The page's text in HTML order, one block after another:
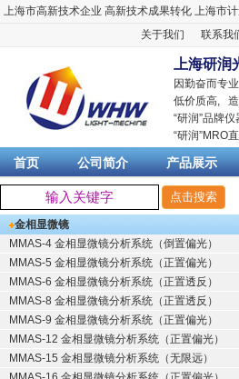
上海市高新技术企业 高新技术成果转化 上海市
关于我们
联系我
上海研
因勤奋而专
低价质高,
“研润”品牌
“研润”MRO
首页 公司简介 产品展示
金相显微镜
MMAS-4 金相显微镜分析系统（倒置偏光）
MMAS-5 金相显微镜分析系统（正置偏光）
MMAS-6 金相显微镜分析系统（正置透反）
MMAS-8 金相显微镜分析系统（正置透反）
MMAS-9 金相显微镜分析系统（正置偏光）
MMAS-12 金相显微镜分析系统（正置偏光）
MMAS-15 金相显微镜分析系统（无限远）